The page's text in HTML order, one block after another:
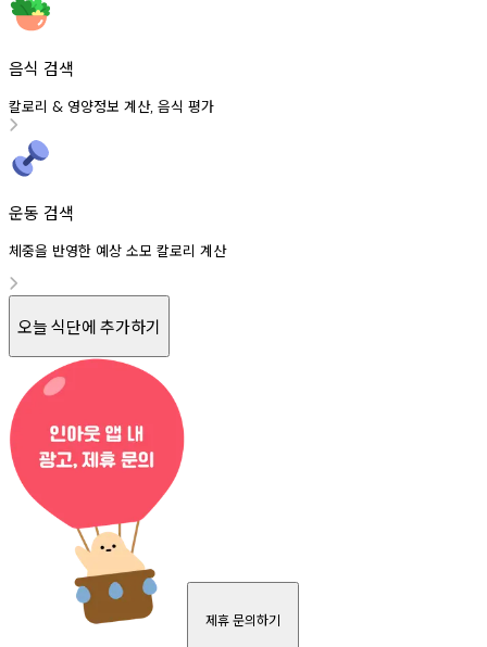
음식 검색
칼로리 & 영양정보 계산, 음식 평가
운동 검색
체중을 반영한 예상 소모 칼로리 계산
오늘 식단에 추가하기
제휴 문의하기